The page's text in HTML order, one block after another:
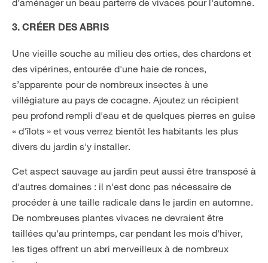
d’aménager un beau parterre de vivaces pour l'automne.
3. CRÉER DES ABRIS
Une vieille souche au milieu des orties, des chardons et
des vipérines, entourée d'une haie de ronces,
s’apparente pour de nombreux insectes à une
villégiature au pays de cocagne. Ajoutez un récipient
peu profond rempli d'eau et de quelques pierres en guise
« d'îlots » et vous verrez bientôt les habitants les plus
divers du jardin s'y installer.
Cet aspect sauvage au jardin peut aussi être transposé à
d'autres domaines : il n'est donc pas nécessaire de
procéder à une taille radicale dans le jardin en automne.
De nombreuses plantes vivaces ne devraient être
taillées qu'au printemps, car pendant les mois d'hiver,
les tiges offrent un abri merveilleux à de nombreux